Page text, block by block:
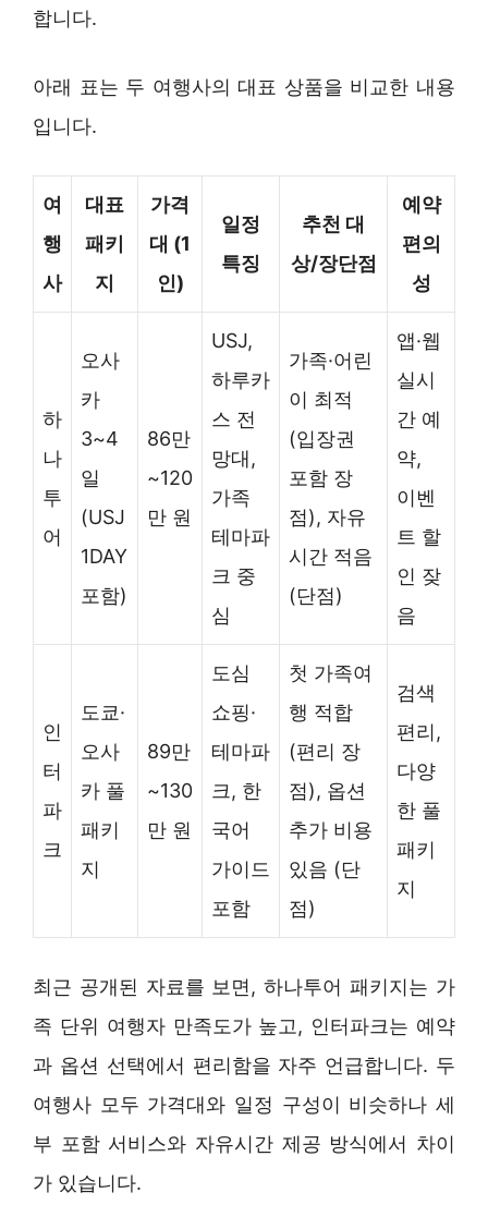
합니다.
아래 표는 두 여행사의 대표 상품을 비교한 내용
입니다.
여
행
사
대표
패키
지
가격
대 (1
인)
일정
특징
추천 대
상/장단점
예약
편의
성
하
나
투
어
오사
카
3~4
일
(USJ
1DAY
포함)
86만
~120
만 원
USJ,
하루카
스 전
망대,
가족
테마파
크 중
심
가족·어린
이 최적
(입장권
포함 장
점), 자유
시간 적음
(단점)
앱·웹
실시
간 예
약,
이벤
트 할
인 잦
음
인
터
파
크
도쿄·
오사
카 풀
패키
지
89만
~130
만 원
도심
쇼핑·
테마파
크, 한
국어
가이드
포함
첫 가족여
행 적합
(편리 장
점), 옵션
추가 비용
있음 (단
점)
검색
편리,
다양
한 풀
패키
지
최근 공개된 자료를 보면, 하나투어 패키지는 가
족 단위 여행자 만족도가 높고, 인터파크는 예약
과 옵션 선택에서 편리함을 자주 언급합니다. 두
여행사 모두 가격대와 일정 구성이 비슷하나 세
부 포함 서비스와 자유시간 제공 방식에서 차이
가 있습니다.